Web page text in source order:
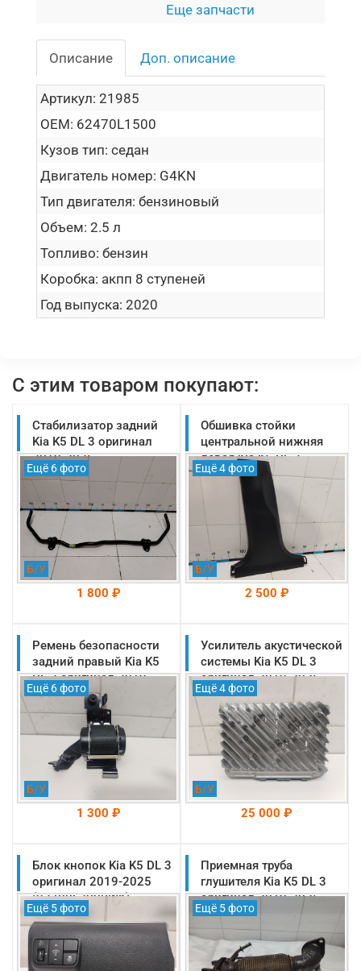
Еще запчасти
Описание Доп. описание
Артикул: 21985
OEM: 62470L1500
Кузов тип: седан
Двигатель номер: G4KN
Тип двигателя: бензиновый
Объем: 2.5 л
Топливо: бензин
Коробка: акпп 8 ступеней
Год выпуска: 2020
С этим товаром покупают:
Стабилизатор задний
Kia K5 DL 3 оригинал
2019-2025
(55510L1000)
Ещё 6 фото
Б/У
1 800 ₽
На складе: Раменское
-->
Обшивка стойки
центральной нижняя
левая Kia K5 DL 3
оригинал 2019-2025
(85835L2000WK)
Ещё 4 фото
Б/У
2 500 ₽
На складе: Раменское
-->
Ремень безопасности
задний правый Kia K5
DL 3 оригинал 2019-
2025 (89820L2100WK)
Ещё 6 фото
Б/У
1 300 ₽
На складе: Раменское
-->
Усилитель акустической
системы Kia K5 DL 3
оригинал 2019-2025
(96370L2200)
Ещё 4 фото
Б/У
25 000 ₽
На складе: Раменское
-->
Блок кнопок Kia K5 DL 3
оригинал 2019-2025
(93700L2000WK)
Ещё 5 фото
Приемная труба
глушителя Kia K5 DL 3
оригинал 2019-2025
(28610L1000)
Ещё 5 фото